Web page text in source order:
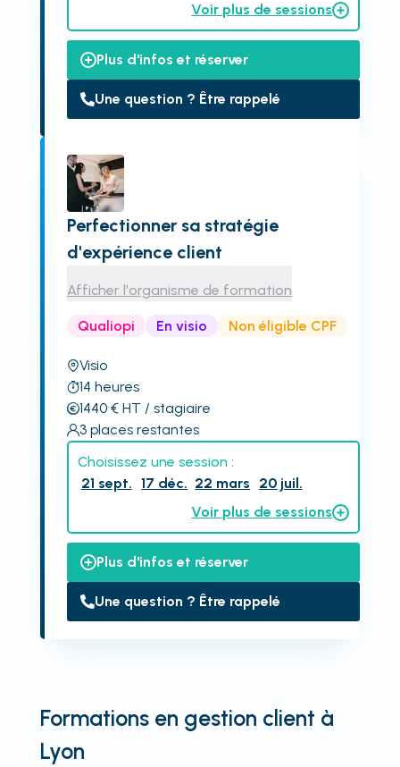
Voir plus de sessions
Plus d'infos et réserver
Une question ? Être rappelé
Perfectionner sa stratégie
d'expérience client
Afficher l'organisme de formation
Qualiopi En visio Non éligible CPF
Visio
14 heures
1440€ HT / stagiaire
3 places restantes
Choisissez une session :
21 sept. 17 déc. 22 mars
20 juil.
Voir plus de sessions
Plus d'infos et réserver
Une question ? Être rappelé
Formations en gestion client à
Lyon